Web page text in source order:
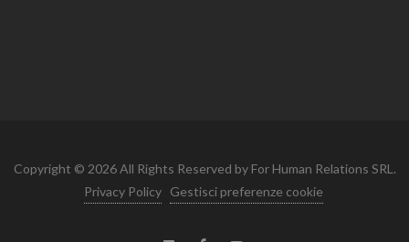
Copyright © 2026 All Rights Reserved by For Human Relations SRL.
Privacy Policy
Gestisci preferenze cookie